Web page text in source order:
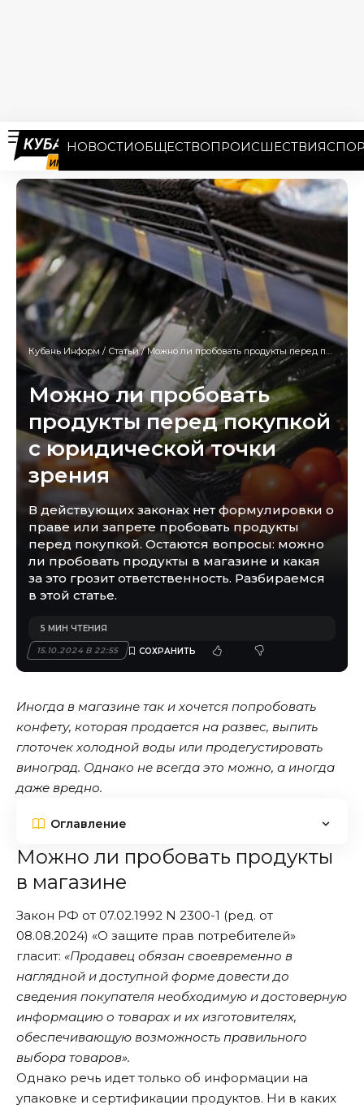
НОВОСТИОБЩЕСТВОПРОИСШЕСТВИЯ
Кубань Информ / Статьи/Можно ли пробовать продукты перед покупкой с юридической точки зрения
Можно ли пробовать
продукты перед покупкой
с юридической точки
зрения
В действующих законах нет формулировки о
праве или запрете пробовать продукты
перед покупкой. Остаются вопросы: можно
ли пробовать продукты в магазине и какая
за это грозит ответственность. Разбираемся
в этой статье.
15.10.2024 В 22:55
5 МИН ЧТЕНИЯ
Иногда в магазине так и хочется попробовать
конфету, которая продается на развес, выпить
глоточек холодной воды или продегустировать
виноград. Однако не всегда это можно, а иногда
даже вредно.
Оглавление
Можно ли пробовать продукты
в магазине
Закон РФ от 07.02.1992 N 2300-1 (ред. от
08.08.2024) «О защите прав потребителей»
гласит: «Продавец обязан своевременно в
наглядной и доступной форме довести до
сведения покупателя необходимую и достоверную
информацию о товарах и их изготовителях,
обеспечивающую возможность правильного
выбора товаров».
Однако речь идет только об информации на
упаковке и сертификации продуктов. Ни в каких